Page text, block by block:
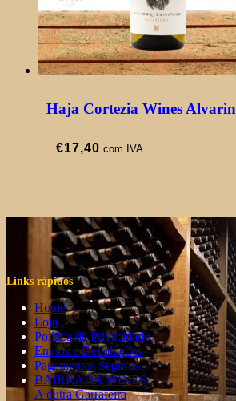
Haja Cortezia Wines
€17,40 com IVA
Links rápidos
Home
Loja
Política de Privacidade
Envios e Devoluções
Pagamentos Seguros
BAIRRADA WINES
A outra Garrafeira